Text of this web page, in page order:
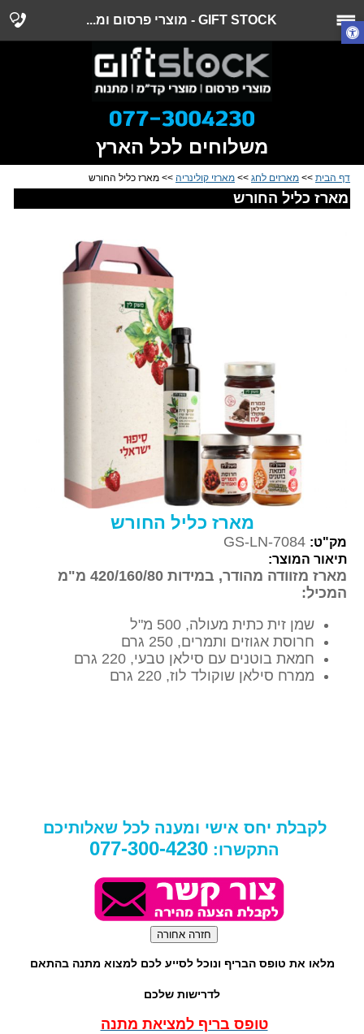
GIFT STOCK - מוצרי פרסום ומ...
משלוחים לכל הארץ
דף הבית >> מארזים לחג >> מארזי קולינריה >> מארז כליל החורש
מארז כליל החורש
מארז כליל החורש
מק"ט: GS-LN-7084
תיאור המוצר:
מארז מזוודה מהודר, במידות 420/160/80 מ"מ
המכיל:
שמן זית כתית מעולה, 500 מ"ל
חרוסת אגוזים ותמרים, 250 גרם
חמאת בוטנים עם סילאן טבעי, 220 גרם
ממרח סילאן שוקולד לוז, 220 גרם
לקבלת יחס אישי ומענה לכל שאלותיכם
התקשרו: 077-300-4230
מלאו את טופס הבריף ונוכל לסייע לכם למצוא מתנה בהתאם
לדרישות שלכם
טופס בריף למציאת מתנה